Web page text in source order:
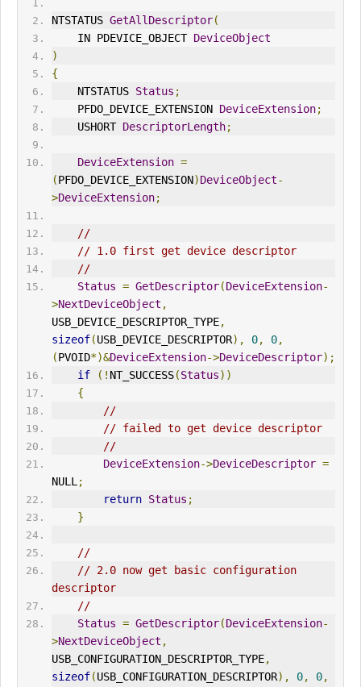
NTSTATUS GetAllDescriptor(
    IN PDEVICE_OBJECT
DeviceObject
)
{
    NTSTATUS
Status ;
    PFDO_DEVICE_EXTENSION
DeviceExtension;
    USHORT
DescriptorLength;
DeviceExtension =
(PFDO_DEVICE_EXTENSION)DeviceObject-
>DeviceExtension;
//
// 1.0 first get device descriptor
//
Status = GetDescriptor(DeviceExtension-
>NextDeviceObject ,
USB_DEVICE_DESCRIPTOR_TYPE,
sizeof(USB_DEVICE_DESCRIPTOR), 0, 0,
(PVOID*)&DeviceExtension->DeviceDescriptor);
if
(! NT_SUCCESS(Status))
{
//
// failed to get device descriptor
//
DeviceExtension->DeviceDescriptor =
NULL;
return Status ;
}
//
// 2.0 now get basic configuration
descriptor
//
Status = GetDescriptor(DeviceExtension-
>NextDeviceObject ,
USB_CONFIGURATION_DESCRIPTOR_TYPE,
sizeof(USB_CONFIGURATION_DESCRIPTOR), 0, 0,